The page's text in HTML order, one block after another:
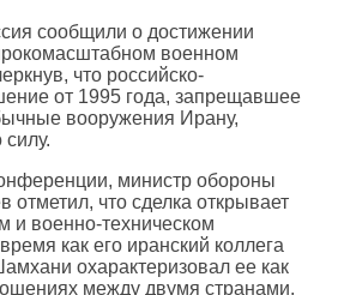
сообщили о достижении
военном
что российско-
от 1995 года, запрещавшее
вооружения Ирану,
министр обороны
отметил, что сделка открывает
и военно-техническом
как его иранский коллега
охарактеризовал ее как
между двумя странами.